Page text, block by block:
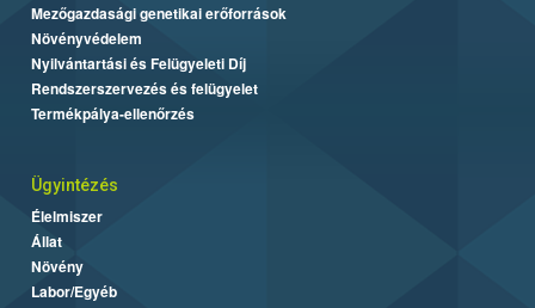
Mezőgazdasági genetikai erőforrások
Növényvédelem
Nyilvántartási és Felügyeleti Díj
Rendszerszervezés és felügyelet
Termékpálya-ellenőrzés
Ügyintézés
Élelmiszer
Állat
Növény
Labor/Egyéb